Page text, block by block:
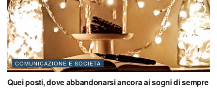
COMUNICAZIONE E SOCIETÀ
Quei posti, dove abbandonarsi ancora ai sogni di sempre